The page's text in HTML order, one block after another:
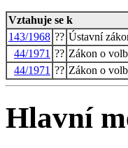
Vztahuje se k
143/1968 ?? Ústavní
44/1971 ?? Zákon o
44/1971 ?? Zákon o
Hlavní